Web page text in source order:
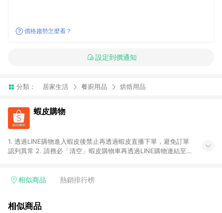
價格趨勢怎麼看？
設定到價通知
分類： 居家生活 餐廚用品 烘焙用品
蝦皮購物
1. 透過LINE購物進入蝦皮後禁止再透過蝦皮直播下單，避免訂單
認列異常 2. 請務必「清空」蝦皮購物車再透過LINE購物連結至蝦
易後，想下第二張訂單，請重新從LINE購物連結至蝦皮商店進行
後之最終金額進行計算。 6. 用戶需於同一瀏覽器進行交易（若自
相似商品 熱銷排行榜
相似商品